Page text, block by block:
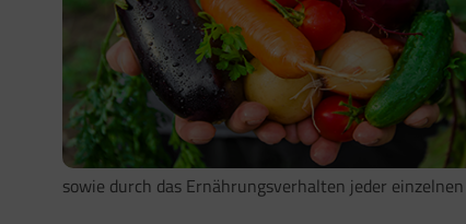
sowie durch das Ernährungsverhalten jeder